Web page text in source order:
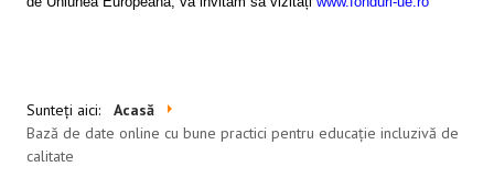
Sunteți aici:
Acasă
Bază de date online cu bune practici pentru educație incluzivă de
calitate